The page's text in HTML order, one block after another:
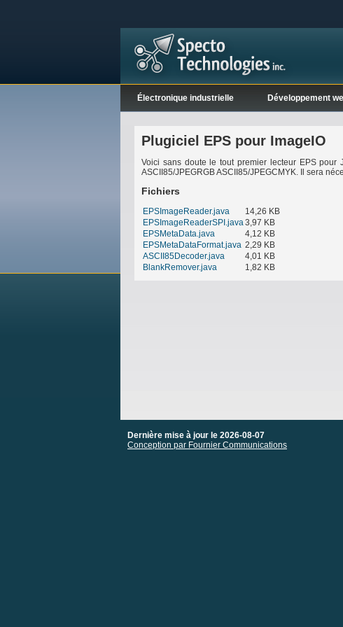
Électronique industrielle Développement
Plugiciel EPS pour ImageIO
Voici sans doute le tout premier lecteur EPS pour
ASCII85/JPEGRGB ASCII85/JPEGCMYK. Il sera
Fichiers
EPSImageReader.java
14,26 KB
EPSImageReaderSPI.java3,97 KB
EPSMetaData.java
4,12 KB
EPSMetaDataFormat.java 2,29 KB
ASCII85Decoder.java
4,01 KB
BlankRemover.java
1,82 KB
Dernière mise à jour le 2026-08-07
Conception par Fournier Communications